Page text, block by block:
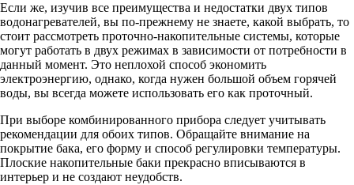
Если же, изучив все преимущества и недостатки двух типов
водонагревателей, вы по-прежнему не знаете, какой выбрать, то
стоит рассмотреть проточно-накопительные системы, которые
могут работать в двух режимах в зависимости от потребности в
данный момент. Это неплохой способ экономить
электроэнергию, однако, когда нужен большой объем горячей
воды, вы всегда можете использовать его как проточный.
При выборе комбинированного прибора следует учитывать
рекомендации для обоих типов. Обращайте внимание на
покрытие бака, его форму и способ регулировки температуры.
Плоские накопительные баки прекрасно вписываются в
интерьер и не создают неудобств.